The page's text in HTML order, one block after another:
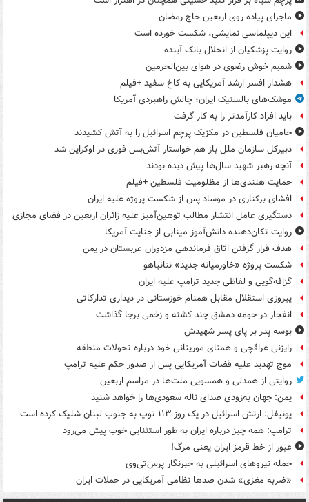
ماجرای پیاده روی اربعین حاج رمضان
این دیپلماسی نمایشی، شکست خورده است
روایت پزشکیان از انحلال بانک آینده
شمیم خوش رضوی در هوای بین‌الحرمین
هشدار افسر ارشد آمریکایی به کاخ سفید +فیلم
موشک‌های بالستیک ایران؛ چالش راهبردی آمریکا
باید افراد کارآمدتر را به کار گرفت
حامیان فلسطین در مکزیک پرچم اسرائیل را به آتش کشیدند
دبیرکل سازمان ملل باز هم خواستار آتش‌بس فوری در اوکراین شد
آنچه رهبر شهید سال‌ها پیش دیده بودند
حمایت هلندی‌ها از مظلومیت فلسطین +فیلم
افشای برکناری در موساد پس از شکست پروژه علیه ایران
دستگیری عامل انتشار مطالب توهین‌آمیز علیه زائران اربعین در فضای مجازی
روایت تکان‌دهنده دانش‌آموز مینابی از جنایت آمریکا
هدف قرار گرفتن اتاق‌ فرماندهی مزدوران عربستان در یمن
شکست پروژه «خاورمیانه جدید» نتانیاهو
گزافه‌گویی و لفاظی جدید ترامپ علیه ایران
پیروزی استقلال مقابل همنام خوزستانی در دیداری تدارکاتی
انفجار در حومه دمشق چند کشته و زخمی برجا گذاشت
بوسه‌ پدر بر پای پسر شهیدش
رایزنی عراقچی و همتای موریتانی خود درباره تحولات منطقه
موج تهدید علیه قضات آمریکایی پس از صدور حکم علیه ترامپ
روایتی از همدلی و همسویی ملت‌ها در مراسم اربعین
یمن: جهان به‌زودی صدای ناله سعودی‌ها را خواهد شنید
یونیفل: ارتش اسرائیل در یک روز ۱۱۳ توپ به جنوب لبنان شلیک کرده است
ترامپ: همه چیز درباره ایران به طور استثنایی خوب پیش می‌رود
عبور از خط قرمز ایران یعنی مرگ!
حمله نیروهای اسرائیلی به خبرنگار پرس‌تی‌وی
«ضربه مغزی» شدن صدها نظامی آمریکایی در حملات ایران